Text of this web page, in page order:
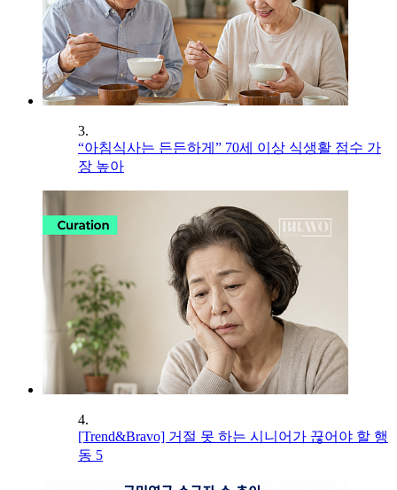
3.
“아침식사는 든든하게” 70세 이상 식생활 점수 가
장 높아
4.
[Trend&Bravo] 거절 못 하는 시니어가 끊어야 할 행
동 5